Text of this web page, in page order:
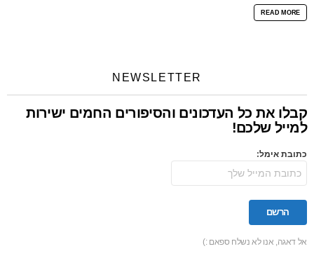
READ MORE
NEWSLETTER
קבלו את כל העדכונים והסיפורים החמים ישירות
למייל שלכם!
כתובת אימל:
אל דאגה, אנו לא נשלח ספאם :)